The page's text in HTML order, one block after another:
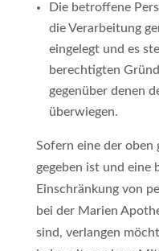
Die betroffene
die Verarbeitung
eingelegt und es
berechtigten
gegenüber denen
überwiegen.
Sofern eine der oben
gegeben ist und eine
Einschränkung von
bei der Marien
sind, verlangen